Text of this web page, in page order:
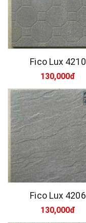
Fico Lux 4210
130,000đ
Fico Lux 4206
130,000đ